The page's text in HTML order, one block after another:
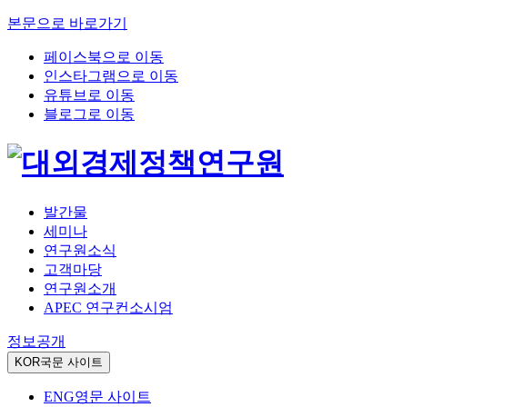
본문으로 바로가기
페이스북으로 이동
인스타그램으로 이동
유튜브로 이동
블로그로 이동
발간물
세미나
연구원소식
고객마당
연구원소개
APEC 연구컨소시엄
정보공개
KOR국문 사이트
ENG영문 사이트